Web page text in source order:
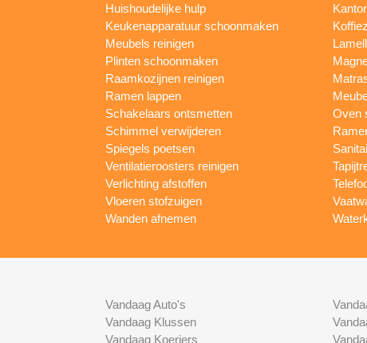
Huishoudelijke hulp
Keukenapparatuur schoonmaken
Meubels reinigen
Plinten schoonmaken
Raamkozijnen reinigen
Ramen lappen
Schakelaars ontsmetten
Schimmel verwijderen
Spiegels poetsen
Ventilatieroosters reinigen
Verlichting afstoffen
Vloeren stofzuigen
Wanden afnemen
Oven
Vandaag Auto's
Vandaag Klussen
Vandaag Koeriers